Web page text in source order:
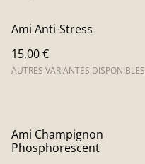
Ami Anti-Stress
15,00 €
AUTRES VARIANTES DISPONIBLES
Ami Champignon
Phosphorescent